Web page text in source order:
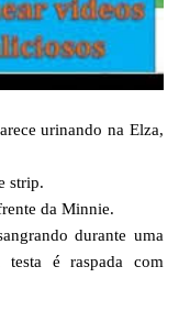
urinando na Elza,
strip.
da Minnie.
durante uma
é raspada com